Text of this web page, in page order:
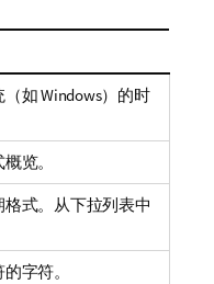
如 Windows）的时
览。
式。从下拉列表中
字符。